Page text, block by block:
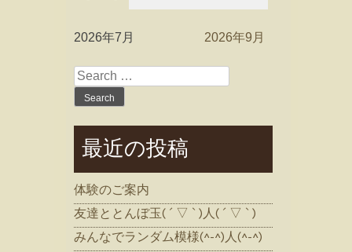
2026年7月 2026年9月
Search
for:
最近の投稿
体験のご案内
友達ととんぼ玉( ´ ▽ ` )人( ´ ▽ ` )
みんなでランダム模様(^-^)人(^-^)